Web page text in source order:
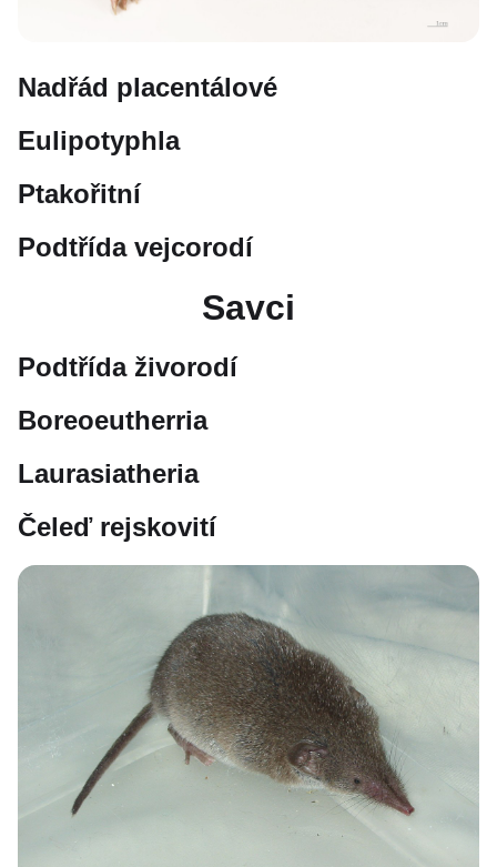
Nadřád placentálové
Eulipotyphla
Ptakořitní
Podtřída vejcorodí
Savci
Podtřída živorodí
Boreoeutherria
Laurasiatheria
Čeleď rejskovití